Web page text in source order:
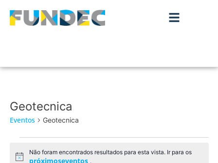
Geotecnica
Eventos Geotecnica
Aviso
Não foram encontrados resultados para esta vista. Ir para os
próximoseventos .